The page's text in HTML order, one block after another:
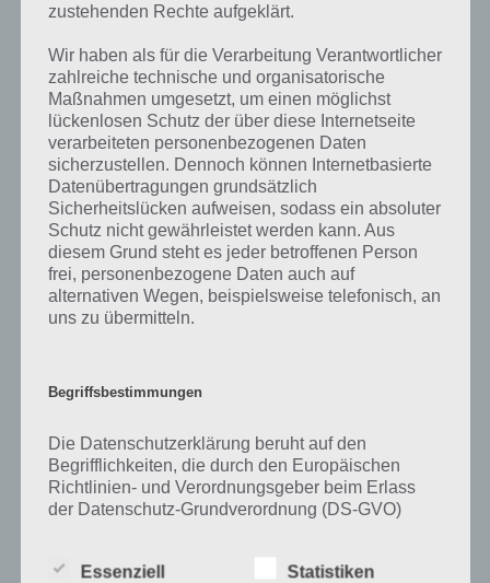
Plan ist die Lösung für das tägliche Bonus Rätsel am 2.9.2024 in 4
Bilder 1 Wort, doch welche Bedeutung hat dieses eigentlich und was
gibt es dazu zu wissen? Passt das Wort auch zu Auf der Baustelle? Zu
bestimmten Lösungen präsentieren wir daher auch immer eine
kurze Begriffserklärung!
Zu Plan haben wir zunächst keine weiteren Informationen parat!
Auf WhatsApp teilen Teilen auf Facebook
Tweet auf Twitter
zustehenden Rechte aufgeklärt.
Wir haben als für die Verarbeitung Verantwortlicher
zahlreiche technische und organisatorische
Maßnahmen umgesetzt, um einen möglichst
lückenlosen Schutz der über diese Internetseite
verarbeiteten personenbezogenen Daten
sicherzustellen. Dennoch können Internetbasierte
Datenübertragungen grundsätzlich
Sicherheitslücken aufweisen, sodass ein absoluter
Schutz nicht gewährleistet werden kann. Aus
diesem Grund steht es jeder betroffenen Person
frei, personenbezogene Daten auch auf
alternativen Wegen, beispielsweise telefonisch, an
uns zu übermitteln.
Begriffsbestimmungen
Die Datenschutzerklärung beruht auf den
Begrifflichkeiten, die durch den Europäischen
Richtlinien- und Verordnungsgeber beim Erlass
der Datenschutz-Grundverordnung (DS-GVO)
unsere Kunden und Geschäftspartner einfach
Essenziell Statistiken